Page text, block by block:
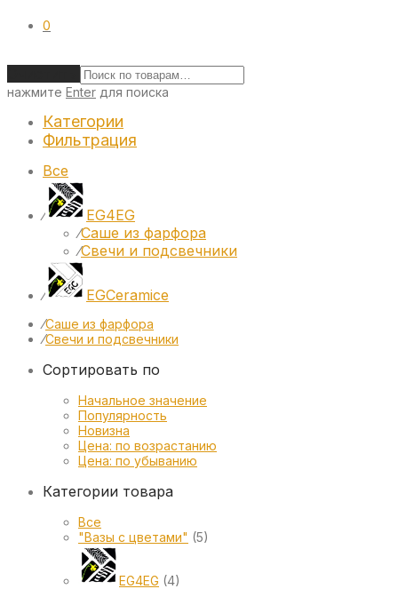
0
нажмите Enter для поиска
Категории
Фильтрация
Все
⁄ EG4EG
⁄Саше из фарфора
⁄Свечи и подсвечники
⁄ EGCeramice
⁄Саше из фарфора
⁄Свечи и подсвечники
Сортировать по
Начальное значение
Популярность
Новизна
Цена: по возрастанию
Цена: по убыванию
Категории товара
Все
"Вазы с цветами" (5)
EG4EG (4)